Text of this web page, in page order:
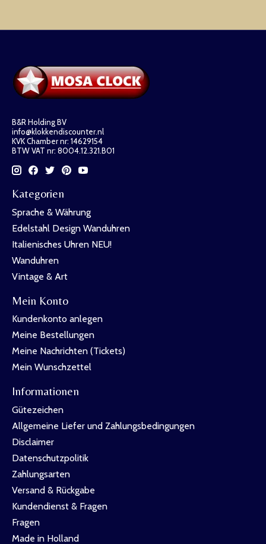
B&R Holding BV
info@klokkendiscounter.nl
KVK Chamber nr: 14629154
BTW VAT nr: 8004.12.321.B01
Kategorien
Sprache & Währung
Edelstahl Design Wanduhren
Italienisches Uhren NEU!
Wanduhren
Vintage & Art
Mein Konto
Kundenkonto anlegen
Meine Bestellungen
Meine Nachrichten (Tickets)
Mein Wunschzettel
Informationen
Gütezeichen
Allgemeine Liefer und Zahlungsbedingungen
Disclaimer
Datenschutzpolitik
Zahlungsarten
Versand & Rückgabe
Kundendienst & Fragen
Fragen
Made in Holland